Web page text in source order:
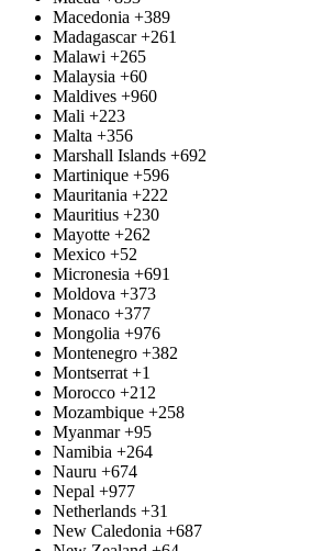
Macedonia +389
Madagascar +261
Malawi +265
Malaysia +60
Maldives +960
Mali +223
Malta +356
Marshall Islands +692
Martinique +596
Mauritania +222
Mauritius +230
Mayotte +262
Mexico +52
Micronesia +691
Moldova +373
Monaco +377
Mongolia +976
Montenegro +382
Montserrat +1
Morocco +212
Mozambique +258
Myanmar +95
Namibia +264
Nauru +674
Nepal +977
Netherlands +31
New Caledonia +687